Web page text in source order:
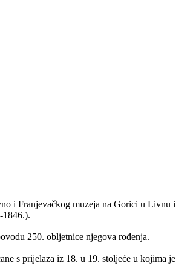
i Franjevačkog muzeja na Gorici u Livnu i
1846.).
250. obljetnice njegova rođenja.
s prijelaza iz 18. u 19. stoljeće u kojima je